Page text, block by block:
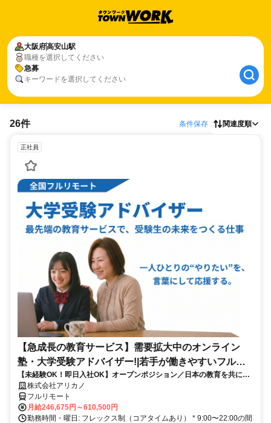
大阪府高安山駅
職種を選択してください
急募
キーワードを選択してください
26件 条件保存 関連度順
正社員
【急成長の教育サービス】需要拡大中のオンライン
塾・大学受験アドバイザー!|若手が働きやすいフルリ
モート勤務
【未経験OK！即日入社OK】オープンポジション／日本の教育を共に変
える仲間を募集します！
株式会社アリカノ
フルリモート
月給246,675円～610,500円
勤務時間・曜日: フレックス制（コアタイムあり） * 9:00〜22:00の間